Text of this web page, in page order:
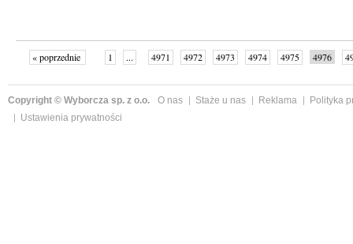
« poprzednie 1 ... 4971 4972 4973 4974 4975 4976
Copyright © Wyborcza sp. z o.o. O nas Staże u nas Reklama
Polityka
Ustawienia prywatności